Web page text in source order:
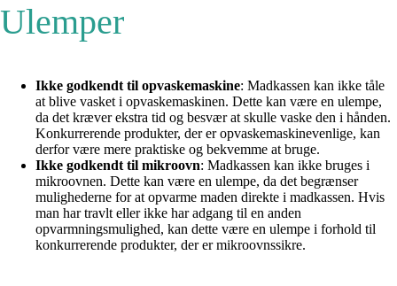
Ulemper
Ikke godkendt til opvaskemaskine: Madkassen kan ikke tåle
at blive vasket i opvaskemaskinen. Dette kan være en ulempe,
da det kræver ekstra tid og besvær at skulle vaske den i hånden.
Konkurrerende produkter, der er opvaskemaskinevenlige, kan
derfor være mere praktiske og bekvemme at bruge.
Ikke godkendt til mikroovn: Madkassen kan ikke bruges i
mikroovnen. Dette kan være en ulempe, da det begrænser
mulighederne for at opvarme maden direkte i madkassen. Hvis
man har travlt eller ikke har adgang til en anden
opvarmningsmulighed, kan dette være en ulempe i forhold til
konkurrerende produkter, der er mikroovnssikre.